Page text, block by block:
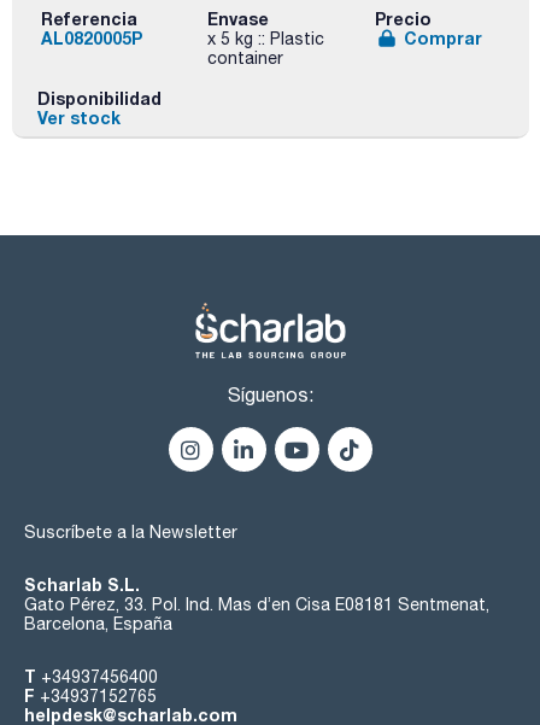
Referencia
AL0820005P
Envase
x 5 kg :: Plastic
container
Precio
Comprar
Disponibilidad
Ver stock
Síguenos:
Suscríbete a la Newsletter
Scharlab S.L.
Gato Pérez, 33. Pol. Ind. Mas d’en Cisa E08181 Sentmenat,
Barcelona, España
T +34937456400
F +34937152765
helpdesk@scharlab.com